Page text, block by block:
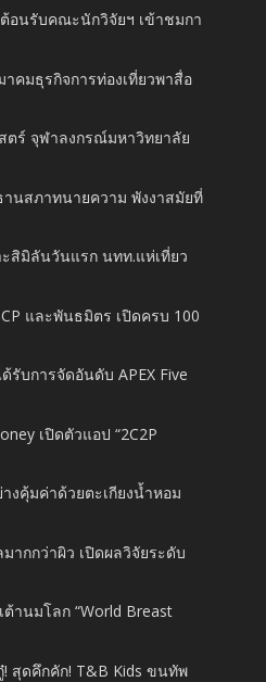
อนรับคณะนักวิจัยฯ เข้าชมกา
คมธุรกิจการท่องเที่ยวพาสื่อ
ร์ จุฬาลงกรณ์มหาวิทยาลัย
านสภาทนายความ พังงาสมัยที่
ะสิมิลันวันแรก นทท.แห่เที่ยว
และพันธมิตร เปิดครบ 100
รับการจัดอันดับ APEX Five
เปิดตัวแอป “2C2P
งคุ้มค่าด้วยตะเกียงน้ำหอม
ากกว่าผิว เปิดผลวิจัยระดับ
ต้านมโลก “World Breast
! สุดคึกคัก! T&B Kids ขนทัพ